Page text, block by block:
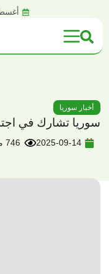
أغسطس
أخبار سوريا
سوريا تشارك في
2025-09-14 746 مشاهدة